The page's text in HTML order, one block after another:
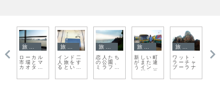
マチュピ
チュ遺跡
ラスト
この旅最
後のバス
移動クス
SORYA
ショッピ
ングセン
クトナ
ー・ホ
ラ、セド
リツは思
最終日の
朝、様々
な民族衣
パ